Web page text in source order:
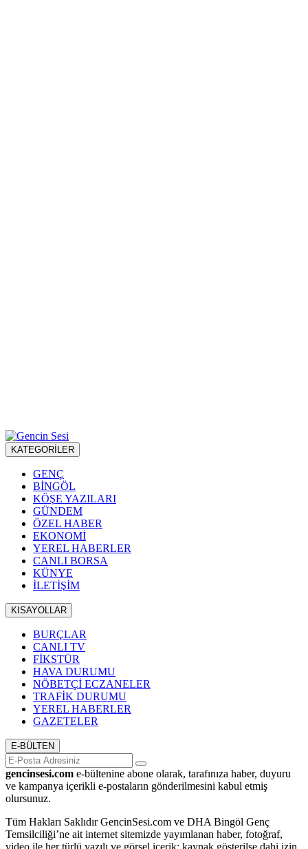
KATEGORİLER
GENÇ
BİNGÖL
KÖŞE YAZILARI
GÜNDEM
ÖZEL HABER
EKONOMİ
YEREL HABERLER
CANLI BORSA
KÜNYE
İLETİŞİM
KISAYOLLAR
BURÇLAR
CANLI TV
FİKSTÜR
HAVA DURUMU
NÖBETÇİ ECZANELER
TRAFİK DURUMU
YEREL HABERLER
GAZETELER
E-BÜLTEN
gencinsesi.com e-bültenine abone olarak, tarafınıza haber, duyuru
ve kampanya içerikli e-postaların gönderilmesini kabul etmiş
olursunuz.
Tüm Hakları Saklıdır GencinSesi.com ve DHA Bingöl Genç
Temsilciliği’ne ait internet sitemizde yayımlanan haber, fotoğraf,
video ile her türlü yazılı ve görsel içerik; kaynak gösterilse dahi izin